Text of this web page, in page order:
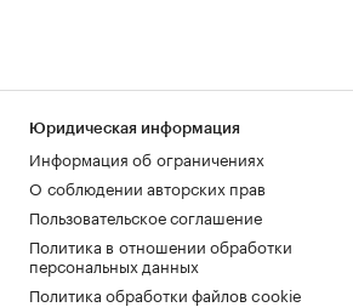
Юридическая информация
Информация об ограничениях
О соблюдении авторских прав
Пользовательское соглашение
Политика в отношении обработки
персональных данных
Политика обработки файлов cookie